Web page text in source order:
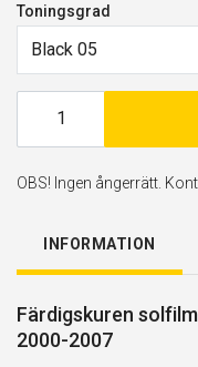
Toningsgrad
Black 05
OBS! Ingen ångerrätt.
INFORMATION
Färdigskuren
2000-2007